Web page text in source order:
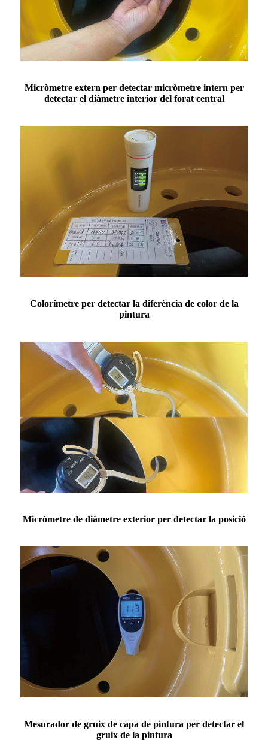
Micròmetre extern per detectar micròmetre intern per
detectar el diàmetre interior del forat central
Colorímetre per detectar la diferència de color de la
pintura
Micròmetre de diàmetre exterior per detectar la posició
Mesurador de gruix de capa de pintura per detectar el
gruix de la pintura